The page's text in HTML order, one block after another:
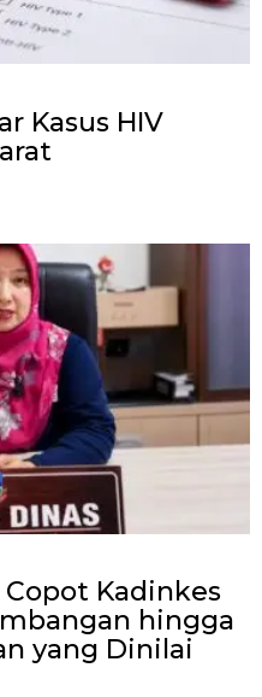
Kasus HIV
Copot Kadinkes
hingga
yang Dinilai